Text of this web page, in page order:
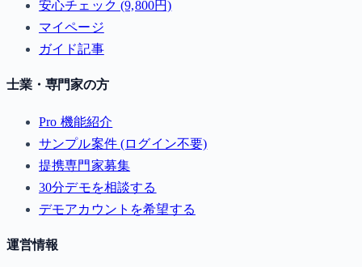
安心チェック (9,800円)
マイページ
ガイド記事
士業・専門家の方
Pro 機能紹介
サンプル案件 (ログイン不要)
提携専門家募集
30分デモを相談する
デモアカウントを希望する
運営情報